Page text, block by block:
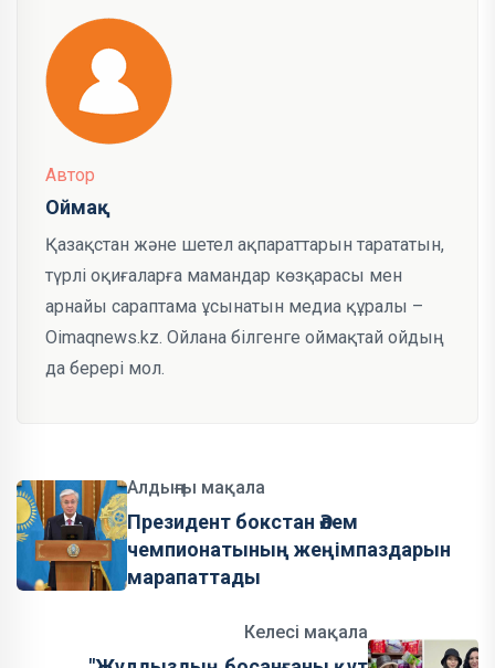
Автор
Оймақ
Қазақстан және шетел ақпараттарын тарататын,
түрлі оқиғаларға мамандар көзқарасы мен
арнайы сараптама ұсынатын медиа құралы –
Oimaqnews.kz. Ойлана білгенге оймақтай ойдың
да берері мол.
Алдыңғы мақала
Президент бокстан Әлем
чемпионатының жеңімпаздарын
марапаттады
Келесі мақала